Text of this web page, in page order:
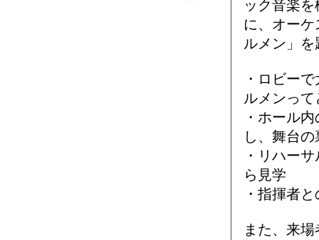
ック音楽
に、オー
ルメン」
・ロビー
ルメンっ
・ホール
し、舞台
・リハー
ら見学
・指揮者
また、来